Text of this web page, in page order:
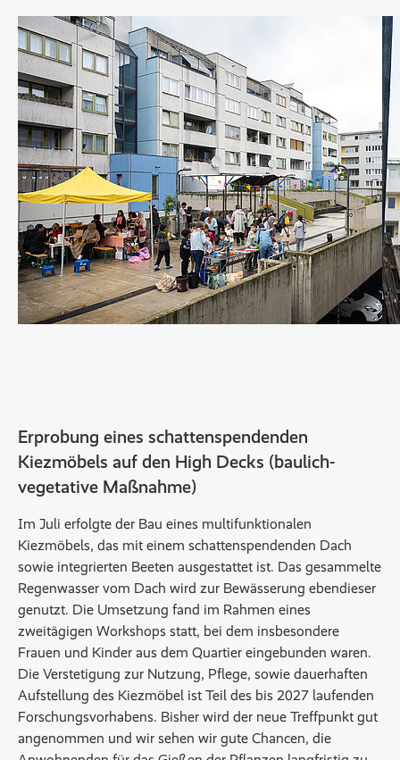
Erprobung eines schattenspendenden
Kiezmöbels auf den High Decks (baulich-
vegetative Maßnahme)
Im Juli erfolgte der Bau eines multifunktionalen
Kiezmöbels, das mit einem schattenspendenden Dach
sowie integrierten Beeten ausgestattet ist. Das gesammelte
Regenwasser vom Dach wird zur Bewässerung ebendieser
genutzt. Die Umsetzung fand im Rahmen eines
zweitägigen Workshops statt, bei dem insbesondere
Frauen und Kinder aus dem Quartier eingebunden waren.
Die Verstetigung zur Nutzung, Pflege, sowie dauerhaften
Aufstellung des Kiezmöbel ist Teil des bis 2027 laufenden
Forschungsvorhabens. Bisher wird der neue Treffpunkt gut
angenommen und wir sehen wir gute Chancen, die